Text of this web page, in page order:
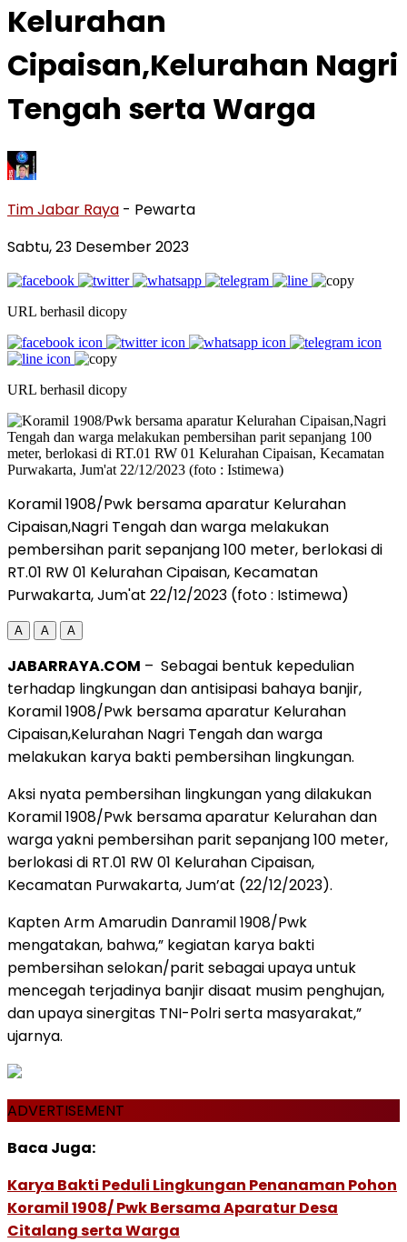
Kelurahan
Cipaisan,Kelurahan Nagri
Tengah serta Warga
Tim Jabar Raya - Pewarta
Sabtu, 23 Desember 2023
URL berhasil dicopy
URL berhasil dicopy
Koramil 1908/Pwk bersama aparatur Kelurahan
Cipaisan,Nagri Tengah dan warga melakukan
pembersihan parit sepanjang 100 meter, berlokasi di
RT.01 RW 01 Kelurahan Cipaisan, Kecamatan
Purwakarta, Jum'at 22/12/2023 (foto : Istimewa)
A A A
JABARRAYA.COM – Sebagai bentuk kepedulian
terhadap lingkungan dan antisipasi bahaya banjir,
Koramil 1908/Pwk bersama aparatur Kelurahan
Cipaisan,Kelurahan Nagri Tengah dan warga
melakukan karya bakti pembersihan lingkungan.
Aksi nyata pembersihan lingkungan yang dilakukan
Koramil 1908/Pwk bersama aparatur Kelurahan dan
warga yakni pembersihan parit sepanjang 100 meter,
berlokasi di RT.01 RW 01 Kelurahan Cipaisan,
Kecamatan Purwakarta, Jum’at (22/12/2023).
Kapten Arm Amarudin Danramil 1908/Pwk
mengatakan, bahwa,” kegiatan karya bakti
pembersihan selokan/parit sebagai upaya untuk
mencegah terjadinya banjir disaat musim penghujan,
dan upaya sinergitas TNI-Polri serta masyarakat,”
ujarnya.
ADVERTISEMENT
Baca Juga:
Karya Bakti Peduli Lingkungan Penanaman Pohon
Koramil 1908/ Pwk Bersama Aparatur Desa
Citalang serta Warga